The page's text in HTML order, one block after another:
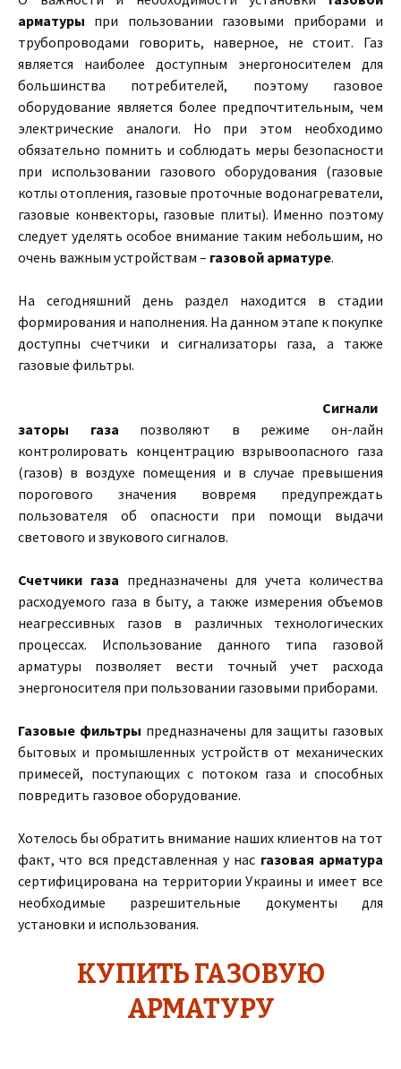
арматуры при пользовании газовыми приборами и
трубопроводами говорить, наверное, не стоит. Газ
является наиболее доступным энергоносителем для
большинства потребителей, поэтому газовое
оборудование является более предпочтительным, чем
электрические аналоги. Но при этом необходимо
обязательно помнить и соблюдать меры безопасности
при использовании газового оборудования (газовые
котлы отопления, газовые проточные водонагреватели,
газовые конвекторы, газовые плиты). Именно поэтому
следует уделять особое внимание таким небольшим, но
очень важным устройствам – газовой арматуре.
На сегодняшний день раздел находится в стадии
формирования и наполнения. На данном этапе к покупке
доступны счетчики и сигнализаторы газа, а также
газовые фильтры.
Сигнали
заторы газа позволяют в режиме он-лайн
контролировать концентрацию взрывоопасного газа
(газов) в воздухе помещения и в случае превышения
порогового значения вовремя предупреждать
пользователя об опасности при помощи выдачи
светового и звукового сигналов.
Счетчики газа предназначены для учета количества
расходуемого газа в быту, а также измерения объемов
неагрессивных газов в различных технологических
процессах. Использование данного типа газовой
арматуры позволяет вести точный учет расхода
энергоносителя при пользовании газовыми приборами.
Газовые фильтры предназначены для защиты газовых
бытовых и промышленных устройств от механических
примесей, поступающих с потоком газа и способных
повредить газовое оборудование.
Хотелось бы обратить внимание наших клиентов на тот
факт, что вся представленная у нас газовая арматура
сертифицирована на территории Украины и имеет все
необходимые разрешительные документы для
установки и использования.
КУПИТЬ ГАЗОВУЮ
АРМАТУРУ